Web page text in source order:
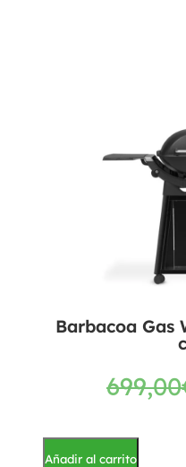
Barbacoa Gas
699,00
Añadir al carrito